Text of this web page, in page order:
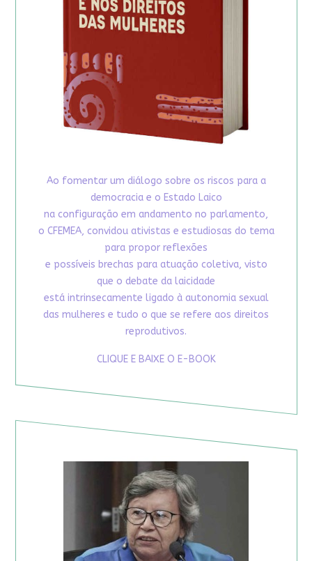
Ao fomentar um diálogo sobre os riscos para a
democracia e o Estado Laico
na configuração em andamento no parlamento,
o CFEMEA, convidou ativistas e estudiosas do tema
para propor reflexões
e possíveis brechas para atuação coletiva, visto
que o debate da laicidade
está intrinsecamente ligado à autonomia sexual
das mulheres e tudo o que se refere aos direitos
reprodutivos.
CLIQUE E BAIXE O E-BOOK